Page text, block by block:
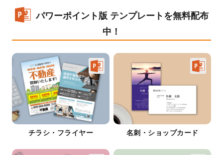
パワーポイント版 テンプレートを無料配布
中！
チラシ・フライヤー 名刺・ショップカード